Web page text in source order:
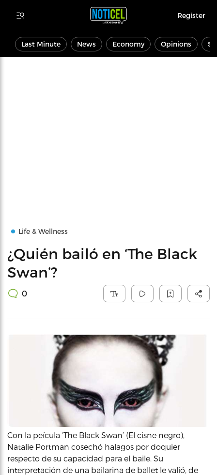
Register
Last Minute News Economy Opinions
Life & Wellness
¿Quién bailó en ‘The Black
Swan’?
0
Con la peícula ‘The Black Swan’ (El cisne negro),
Natalie Portman cosechó halagos por doquier
respecto de su capacidad para el baile. Su
interpretación de una bailarina de ballet le valió, de